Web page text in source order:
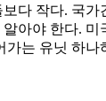
다 작다. 국
아야 한다. 미
가는 유닛 하나